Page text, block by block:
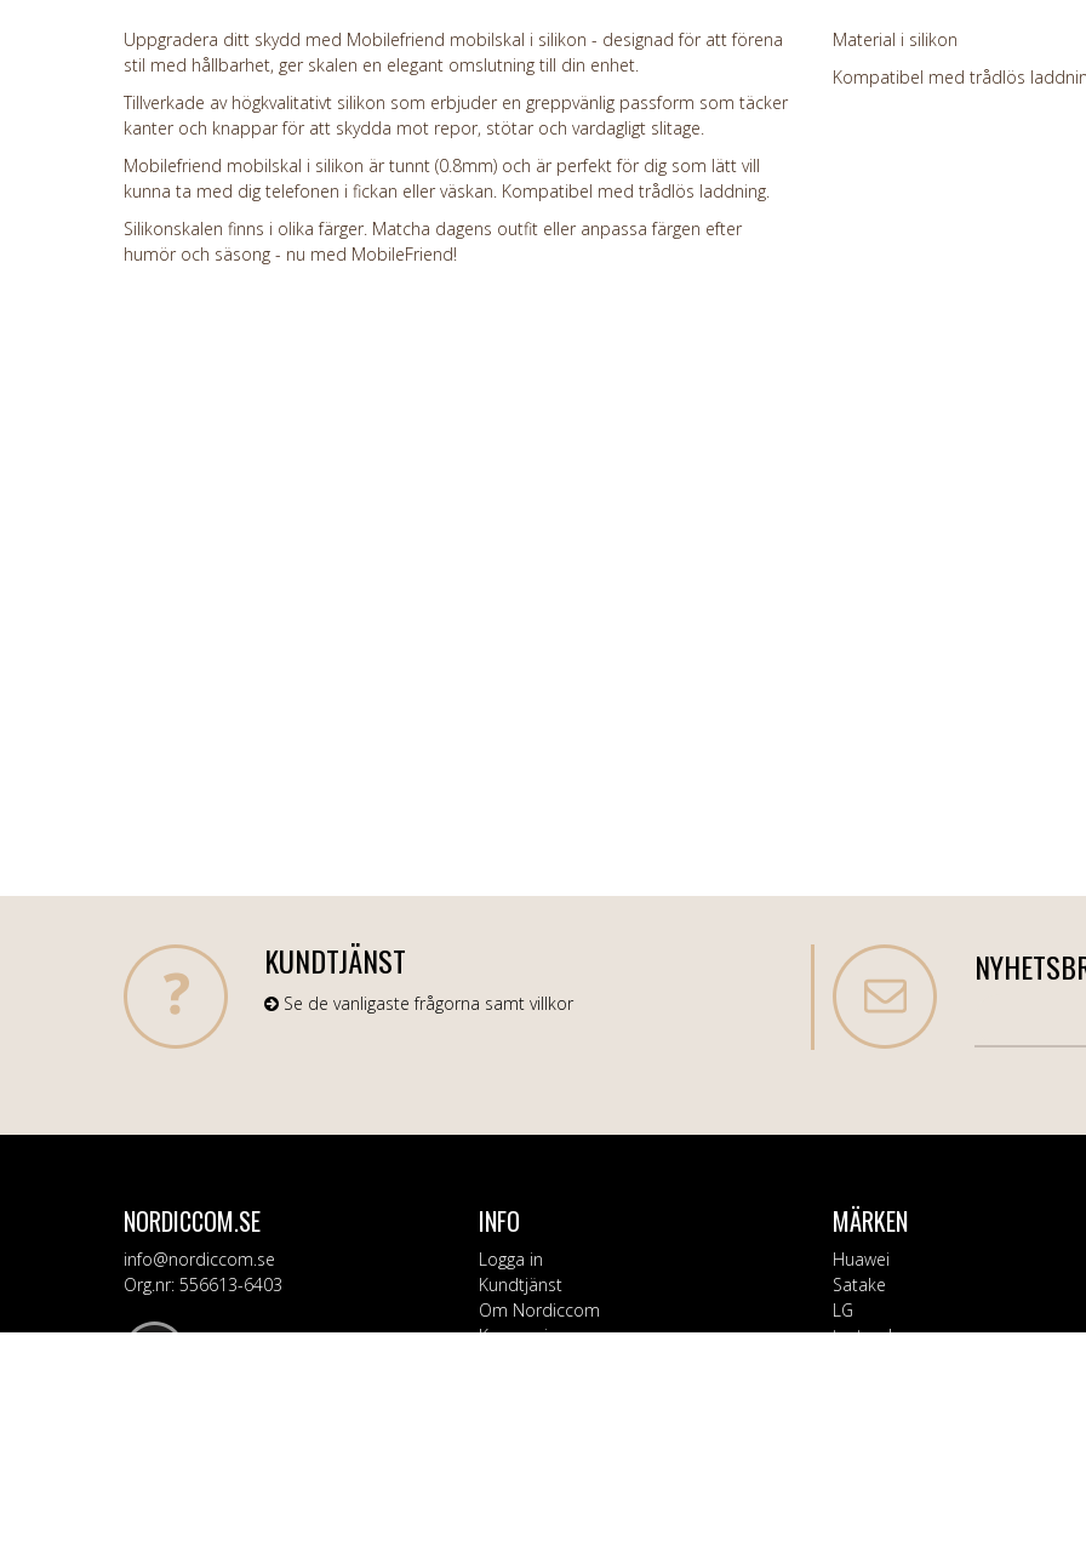
Uppgradera ditt skydd med Mobilefriend mobilskal i silikon - designad för att förena
stil med hållbarhet, ger skalen en elegant omslutning till din enhet.
Tillverkade av högkvalitativt silikon som erbjuder en greppvänlig passform som täcker
kanter och knappar för att skydda mot repor, stötar och vardagligt slitage.
Mobilefriend mobilskal i silikon är tunnt (0.8mm) och är perfekt för dig som lätt vill
kunna ta med dig telefonen i fickan eller väskan. Kompatibel med trådlös laddning.
Silikonskalen finns i olika färger. Matcha dagens outfit eller anpassa färgen efter
humör och säsong - nu med MobileFriend!
Material i silikon
Kompatibel med trådlös
KUNDTJÄNST
Se de vanligaste frågorna samt villkor
NORDICCOM.SE
info@nordiccom.se
Org.nr: 556613-6403
INFO
Logga in
Kundtjänst
Om Nordiccom
Kampanjvaror
MÄRKEN
Huawei
Satake
LG
testsynk